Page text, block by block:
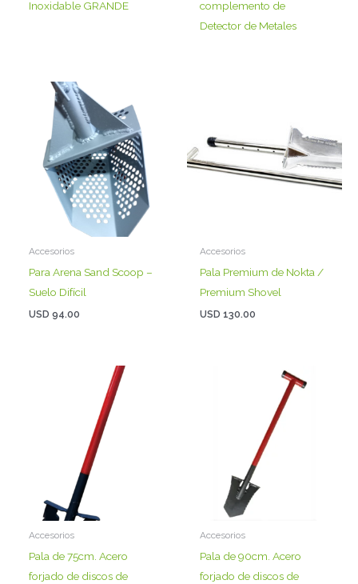
Inoxidable GRANDE
complemento de
Detector de Metales
Accesorios
Para Arena Sand Scoop –
Suelo Difícil
USD94.00
Accesorios
Pala Premium de Nokta /
Premium Shovel
USD130.00
Accesorios
Pala de 75cm. Acero
forjado de discos de
Accesorios
Pala de 90cm. Acero
forjado de discos de